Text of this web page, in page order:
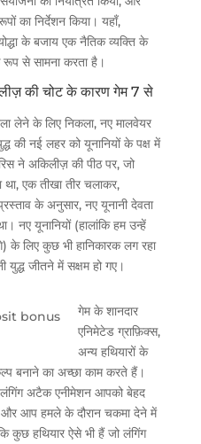
का निर्देशन किया। यहाँ,
के बजाय एक नैतिक व्यक्ति के
से सामना करता है।
की चोट के कारण गेम 7 से
लेने के लिए निकला, नए मालवेयर
की नई लहर को यूनानियों के पक्ष में
ने अकिलीज़ की पीठ पर, जो
एक तीखा तीर चलाकर,
के अनुसार, नए यूनानी देवता
नए यूनानियों (हालांकि हम उन्हें
के लिए कुछ भी हानिकारक लग रहा
युद्ध जीतने में सक्षम हो गए।
गेम के शानदार
एनिमेटेड ग्राफ़िक्स,
अन्य हथियारों के
बनाने का अच्छा काम करते हैं।
अटैक एनीमेशन आपको बेहद
आप हमले के दौरान चकमा देने में
कुछ हथियार ऐसे भी हैं जो लंगिंग